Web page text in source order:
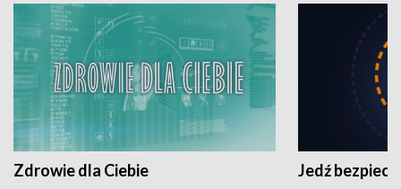
Zdrowie dla Ciebie Jedź